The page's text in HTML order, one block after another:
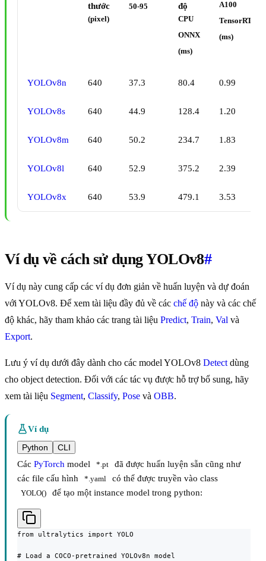
thước
(pixel)
50-95
độ
CPU
ONNX
(ms)
A100
TensorRT
(ms)
YOLOv8n 640 37.3 80.4 0.99
YOLOv8s 640 44.9 128.4 1.20
YOLOv8m 640 50.2 234.7 1.83
YOLOv8l 640 52.9 375.2 2.39
YOLOv8x 640 53.9 479.1 3.53
Ví dụ về cách sử dụng YOLOv8#
Ví dụ này cung cấp các ví dụ đơn giản về huấn luyện và dự đoán
với YOLOv8. Để xem tài liệu đầy đủ về các chế độ này và các chế
độ khác, hãy tham khảo các trang tài liệu Predict, Train, Val và
Export.
Lưu ý ví dụ dưới đây dành cho các model YOLOv8 Detect dùng
cho object detection. Đối với các tác vụ được hỗ trợ bổ sung, hãy
xem tài liệu Segment, Classify, Pose và OBB.
Ví dụ
Python
CLI
Các PyTorch model *.pt
đã được huấn luyện sẵn cũng như
các file cấu hình
*.yaml có thể được truyền vào class
YOLO() để tạo một instance model trong python:
from ultralytics import YOLO
# Load a COCO-pretrained YOLOv8n model